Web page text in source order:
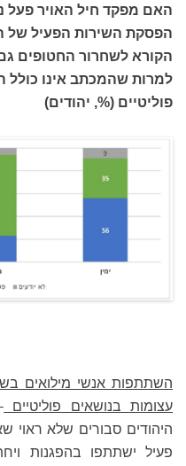
האם מפקד חיל האויר פעל
הפסקת השירות הפעיל של
הקורא לשחרור החטופים
למרות שהמכתב אינו כולל
פוליטיים (%, יהודים)
השתתפות אנשי מילואים
עצומות בנושאים פוליטיים
היהודים סבורים שלא ראוי
פעיל ישתתפו בהפגנות